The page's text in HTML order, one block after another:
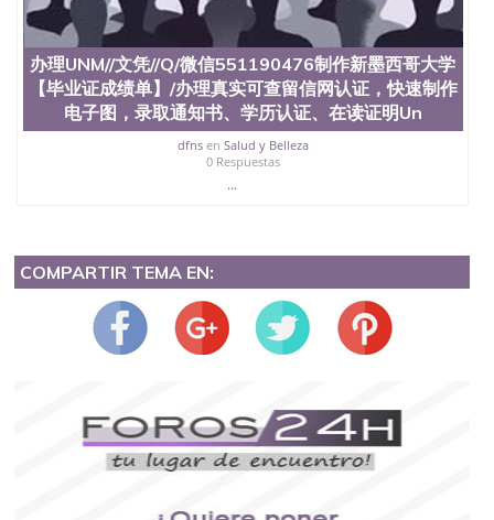
办理UNM//文凭//Q/微信551190476制作新墨西哥大学
【毕业证成绩单】/办理真实可查留信网认证，快速制作
电子图，录取通知书、学历认证、在读证明Un
dfnsen Salud y Belleza
0 Respuestas
...
COMPARTIR TEMA EN: